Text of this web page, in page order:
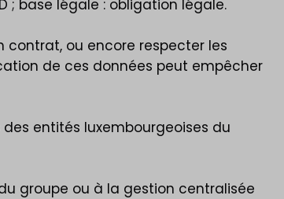
; base légale : obligation légale.
contrat, ou encore respecter les
de ces données peut empêcher
entités luxembourgeoises du
groupe ou à la gestion centralisée